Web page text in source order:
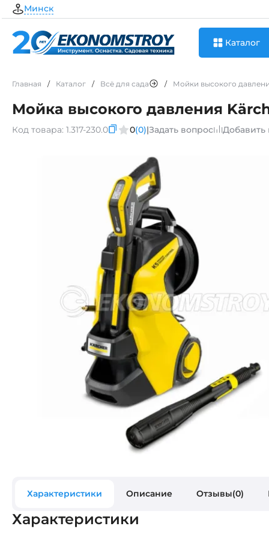
Минск
Каталог
Главная / Каталог / Всё для сада / Мойки высокого
Мойка высокого давления
Код товара: 1.317-230.0 0(0)|Задать вопрос Добавить
Характеристики Описание Отзывы(0)
Характеристики